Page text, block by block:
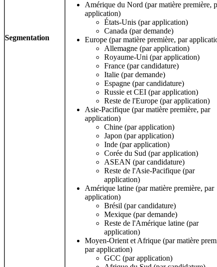
Segmentation
Amérique du Nord (par matière première,
application)
États-Unis (par application)
Canada (par demande)
Europe (par matière première, par
Allemagne (par application)
Royaume-Uni (par application)
France (par candidature)
Italie (par demande)
Espagne (par candidature)
Russie et CEI (par application)
Reste de l'Europe (par application)
Asie-Pacifique (par matière première, par
application)
Chine (par application)
Japon (par application)
Inde (par application)
Corée du Sud (par application)
ASEAN (par candidature)
Reste de l'Asie-Pacifique (par
application)
Amérique latine (par matière première, par
application)
Brésil (par candidature)
Mexique (par demande)
Reste de l'Amérique latine (par
application)
Moyen-Orient et Afrique (par matière
par application)
GCC (par application)